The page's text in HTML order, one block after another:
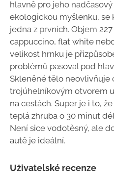
hlavně pro jeho
ekologickou myšlenku, se
jedna z prvních. Objem
cappuccino, flat white
velikost hrnku je
problémů pasoval pod
Skleněné tělo neovlivňuje
trojúhelníkovým otvorem
na cestách. Super je i to,
teplá zhruba o 30 minut
Není sice vodotěsný, ale
autě je ideální.
Uživatelské recenze